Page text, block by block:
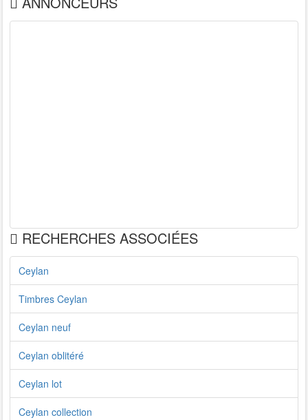
RECHERCHES ASSOCIÉES
Ceylan
Timbres Ceylan
Ceylan neuf
Ceylan oblitéré
Ceylan lot
Ceylan collection